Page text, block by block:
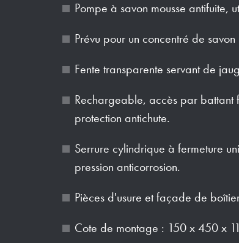
Pompe à savon mousse antifuite,
Prévu pour un concentré de
Fente transparente servant de
Rechargeable, accès par
protection antichute.
Serrure cylindrique à fermeture
pression anticorrosion.
Pièces d'usure et façade de
Cote de montage : 150 x 450 x